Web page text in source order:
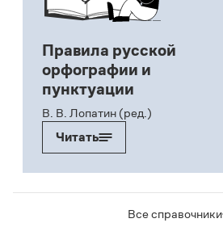
Правила русской
орфографии и
пунктуации
В. В. Лопатин (ред.)
Читать
Все справочники